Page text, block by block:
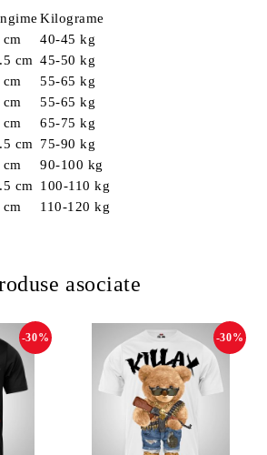
Kilograme
40-45 kg
cm 45-50 kg
55-65 kg
55-65 kg
65-75 kg
cm
75-90 kg
cm
90-100 kg
cm
100-110 kg
cm 110-120 kg
asociate
-30% -30%